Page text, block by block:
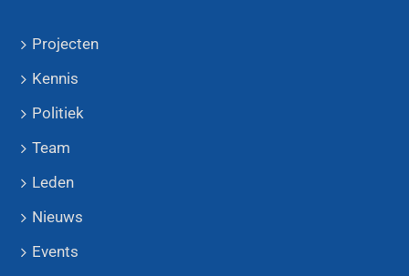
Projecten
Kennis
Politiek
Team
Leden
Nieuws
Events